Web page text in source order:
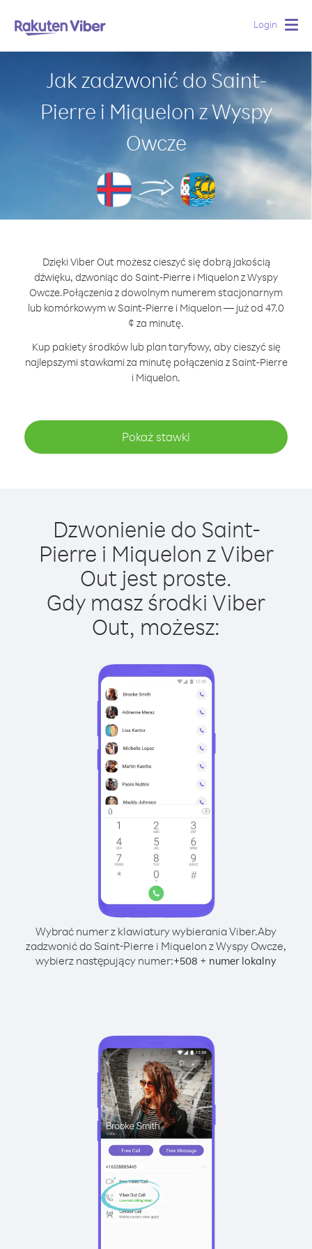
Login
Jak zadzwonić do Saint-
Pierre i Miquelon z Wyspy
Owcze
Dzięki Viber Out możesz cieszyć się dobrą jakością
dźwięku, dzwoniąc do Saint-Pierre i Miquelon z Wyspy
Owcze.Połączenia z dowolnym numerem stacjonarnym
lub komórkowym w Saint-Pierre i Miquelon — już od 47.0
¢ za minutę.
Kup pakiety środków lub plan taryfowy, aby cieszyć się
najlepszymi stawkami za minutę połączenia z Saint-Pierre
i Miquelon.
Pokaż stawki
Dzwonienie do Saint-
Pierre i Miquelon z Viber
Out jest proste.
Gdy masz środki Viber
Out, możesz:
Wybrać numer z klawiatury wybierania Viber.Aby
zadzwonić do Saint-Pierre i Miquelon z Wyspy Owcze,
wybierz następujący numer:+508 + numer lokalny